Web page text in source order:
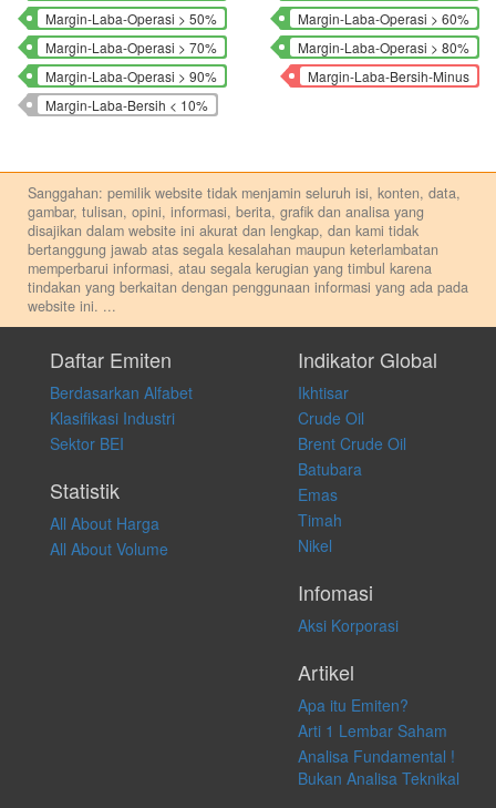
Margin-Laba-Operasi > 50%
Margin-Laba-Operasi > 60%
Margin-Laba-Operasi > 70%
Margin-Laba-Operasi > 80%
Margin-Laba-Operasi > 90%
Margin-Laba-Bersih-Minus
Margin-Laba-Bersih < 10%
Sanggahan: pemilik website tidak menjamin seluruh isi, konten, data,
gambar, tulisan, opini, informasi, berita, grafik dan analisa yang
disajikan dalam website ini akurat dan lengkap, dan kami tidak
bertanggung jawab atas segala kesalahan maupun keterlambatan
memperbarui informasi, atau segala kerugian yang timbul karena
tindakan yang berkaitan dengan penggunaan informasi yang ada pada
website ini. ...
pribadi. Kami tidak memberi anjuran, saran, rekomendasi untuk
membeli, menjual atau melakukan aktivitas lain yang terkait dengan
transaksi perdagangan apapun, dan kami tidak bertanggung jawab
atas keputusan investasi yang dilakukan dalam kondisi dan situasi
apapun juga, yang diakibatkan secara langsung maupun tidak
langsung atas konten pada website ini.
Daftar Emiten
Berdasarkan Alfabet
Klasifikasi Industri
Sektor BEI
Statistik
All About Harga
All About Volume
Indikator Global
Ikhtisar
Crude Oil
Brent Crude Oil
Batubara
Emas
Timah
Nikel
Infomasi
Aksi Korporasi
Artikel
Apa itu Emiten?
Arti 1 Lembar Saham
Analisa Fundamental !
Bukan Analisa Teknikal